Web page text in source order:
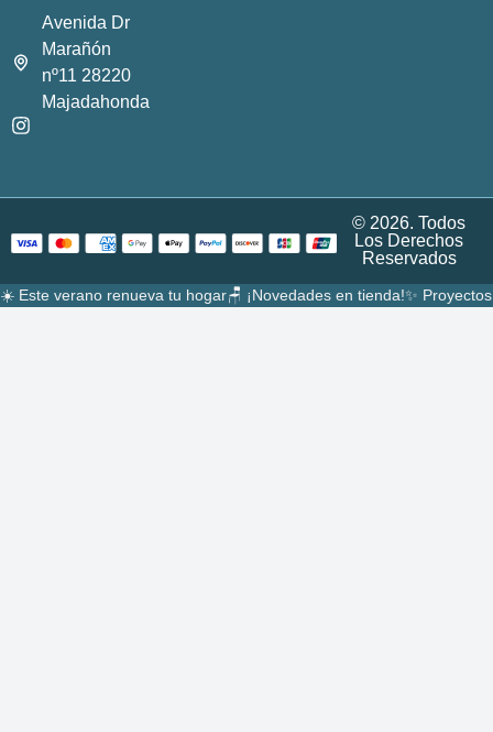
Avenida Dr
Marañón
nº11 28220
Majadahonda
© 2026. Todos
Los Derechos
Reservados
☀️ Este verano renueva tu hogar🪑 ¡Novedades en tienda!✨